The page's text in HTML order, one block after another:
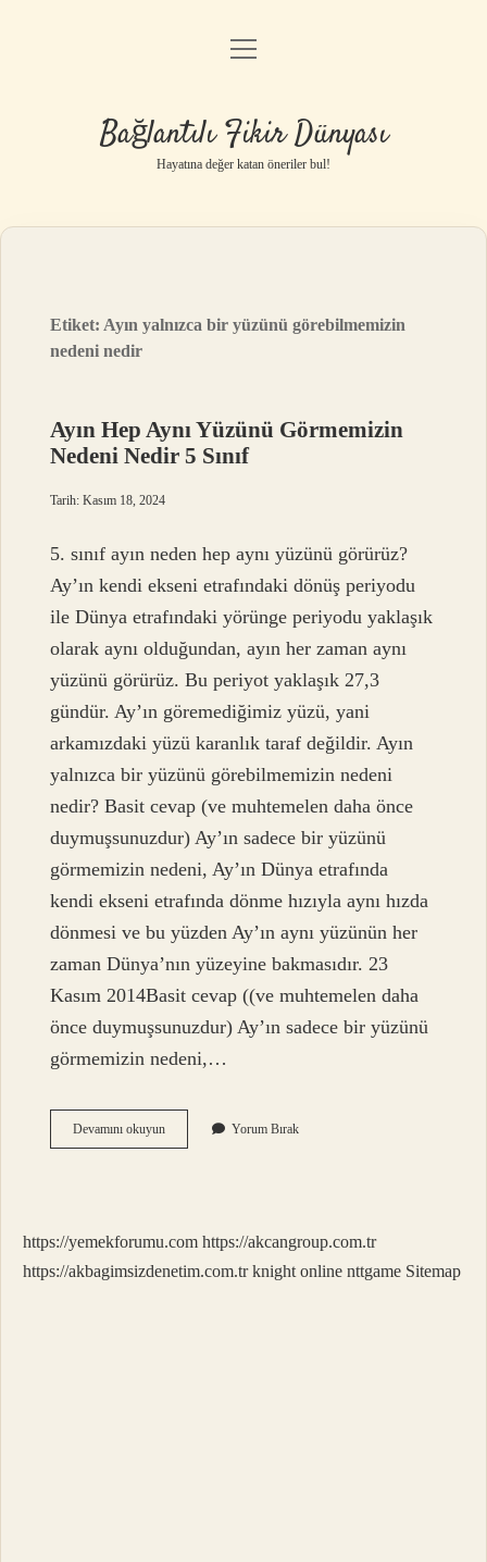
Anasayfa
Yasal Uyarı
menüyü
Bağlantılı Fikir Dünyası
Hayatına değer katan öneriler bul!
Etiket: Ayın yalnızca bir yüzünü görebilmemizin
nedeni nedir
Ayın Hep Aynı Yüzünü Görmemizin
Nedeni Nedir 5 Sınıf
Tarih: Kasım 18, 2024
5. sınıf ayın neden hep aynı yüzünü görürüz?
Ay’ın kendi ekseni etrafındaki dönüş periyodu
ile Dünya etrafındaki yörünge periyodu yaklaşık
olarak aynı olduğundan, ayın her zaman aynı
yüzünü görürüz. Bu periyot yaklaşık 27,3
gündür. Ay’ın göremediğimiz yüzü, yani
arkamızdaki yüzü karanlık taraf değildir. Ayın
yalnızca bir yüzünü görebilmemizin nedeni
nedir? Basit cevap (ve muhtemelen daha önce
duymuşsunuzdur) Ay’ın sadece bir yüzünü
görmemizin nedeni, Ay’ın Dünya etrafında
kendi ekseni etrafında dönme hızıyla aynı hızda
dönmesi ve bu yüzden Ay’ın aynı yüzünün her
zaman Dünya’nın yüzeyine bakmasıdır. 23
Kasım 2014Basit cevap ((ve muhtemelen daha
önce duymuşsunuzdur) Ay’ın sadece bir yüzünü
görmemizin nedeni,…
Devamını okuyunAyın
Hep
Nedir
5
Yorum Bırak
https://yemekforumu.com https://akcangroup.com.tr
https://akbagimsizdenetim.com.tr knight online nttgame Sitemap